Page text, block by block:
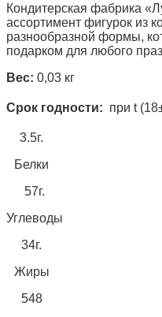
Кондитерская фабрика
ассортимент фигурок из
разнообразной формы,
подарком для любого
Вес: 0,03 кг
Срок годности: при t
3.5г.
Белки
57г.
Углеводы
34г.
Жиры
548